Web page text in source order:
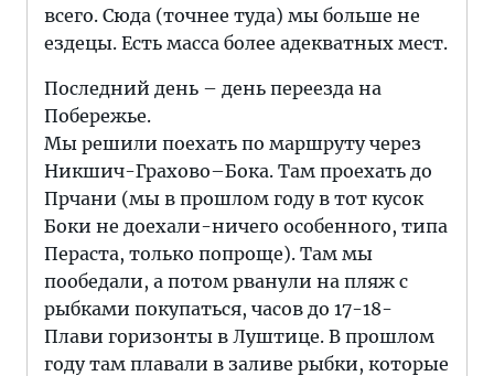
всего. Сюда (точнее туда) мы больше не
ездецы. Есть масса более адекватных мест.
Последний день – день переезда на
Побережье.
Мы решили поехать по маршруту через
Никшич-Грахово–Бока. Там проехать до
Прчани (мы в прошлом году в тот кусок
Боки не доехали-ничего особенного, типа
Пераста, только попроще). Там мы
пообедали, а потом рванули на пляж с
рыбками покупаться, часов до 17-18-
Плави горизонты в Луштице. В прошлом
году там плавали в заливе рыбки, которые